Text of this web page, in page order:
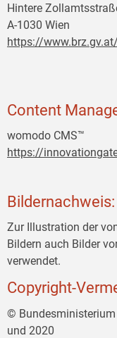
Hintere
A-1030 Wien
https://www.brz.gv.at/
Content
womodo CMS™
https://
Bildernachweis:
Zur Illustration der
Bildern auch Bilder
verwendet.
Copyright-
©
und 2020